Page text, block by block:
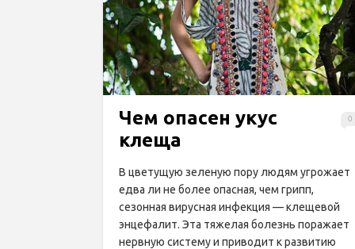
0
Чем опасен укус
клеща
В цветущую зеленую пору людям угрожает
едва ли не более опасная, чем грипп,
сезонная вирусная инфекция — клещевой
энцефалит. Эта тяжелая болезнь поражает
нервную систему и приводит к развитию